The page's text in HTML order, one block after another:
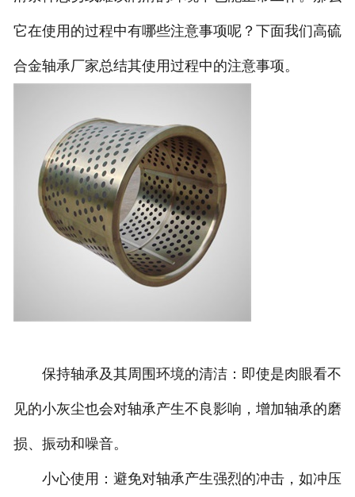
它在使用的过程中有哪些注意事项呢？下面我们高硫
合金轴承厂家总结其使用过程中的注意事项。
保持轴承及其周围环境的清洁：即使是肉眼看不
见的小灰尘也会对轴承产生不良影响，增加轴承的磨
损、振动和噪音。
小心使用：避免对轴承产生强烈的冲击，如冲压